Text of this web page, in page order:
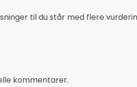
til du står med flere
kommentarer.